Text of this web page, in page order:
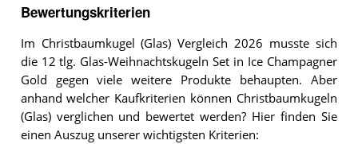
Bewertungskriterien
Im Christbaumkugel (Glas) Vergleich 2026 musste sich
die 12 tlg. Glas-Weihnachtskugeln Set in Ice Champagner
Gold gegen viele weitere Produkte behaupten. Aber
anhand welcher Kaufkriterien können Christbaumkugeln
(Glas) verglichen und bewertet werden? Hier finden Sie
einen Auszug unserer wichtigsten Kriterien: